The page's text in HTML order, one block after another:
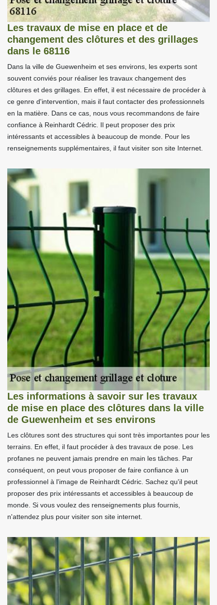
Les travaux de mise en place et de
changement des clôtures et des grillages
dans le 68116
Dans la ville de Guewenheim et ses environs, les experts sont
souvent conviés pour réaliser les travaux changement des
clôtures et des grillages. En effet, il est nécessaire de procéder à
ce genre d'intervention, mais il faut contacter des professionnels
en la matière. Dans ce cas, nous vous recommandons de faire
confiance à Reinhardt Cédric. Il peut proposer des prix
intéressants et accessibles à beaucoup de monde. Pour les
renseignements supplémentaires, il faut visiter son site Internet.
Les informations à savoir sur les travaux
de mise en place des clôtures dans la ville
de Guewenheim et ses environs
Les clôtures sont des structures qui sont très importantes pour les
terrains. En effet, il faut procéder à des travaux de pose. Les
profanes ne peuvent jamais prendre en main les tâches. Par
conséquent, on peut vous proposer de faire confiance à un
professionnel à l'image de Reinhardt Cédric. Sachez qu'il peut
proposer des prix intéressants et accessibles à beaucoup de
monde. Si vous voulez des renseignements plus fournis,
n'attendez plus pour visiter son site internet.